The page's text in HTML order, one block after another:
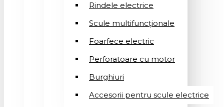
Rindele electrice
Scule multifuncționale
Foarfece electric
Perforatoare cu motor
Burghiuri
Accesorii pentru scule electrice